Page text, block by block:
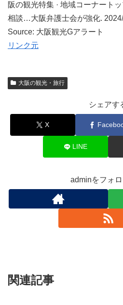
阪の観光特集 · 地域コーナート
相談…大阪弁護士会が強化.
Source: 大阪観光Gアラート
リンク元
大阪の観光・旅行
シェアす
X
LINE
adminをフォ
関連記事